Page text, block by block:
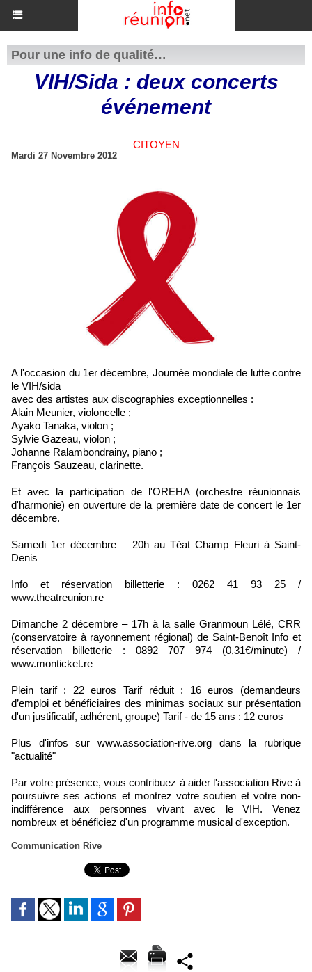
Pour une info de qualité…
VIH/Sida : deux concerts
événement
CITOYEN
Mardi 27 Novembre 2012
A l'occasion du 1er décembre, Journée mondiale de lutte contre
le VIH/sida
avec des artistes aux discographies exceptionnelles :
Alain Meunier, violoncelle ;
Ayako Tanaka, violon ;
Sylvie Gazeau, violon ;
Johanne Ralambondrainy, piano ;
François Sauzeau, clarinette.
Et avec la participation de l'OREHA (orchestre réunionnais
d'harmonie) en ouverture de la première date de concert le 1er
décembre.
Samedi 1er décembre – 20h au Téat Champ Fleuri à Saint-
Denis
Info et réservation billetterie : 0262 41 93 25 /
www.theatreunion.re
Dimanche 2 décembre – 17h à la salle Granmoun Lélé, CRR
(conservatoire à rayonnement régional) de Saint-Benoît Info et
réservation billetterie : 0892 707 974 (0,31€/minute) /
www.monticket.re
Plein tarif : 22 euros Tarif réduit : 16 euros (demandeurs
d’emploi et bénéficiaires des minimas sociaux sur présentation
d'un justificatif, adhérent, groupe) Tarif - de 15 ans : 12 euros
Plus d'infos sur www.association-rive.org dans la rubrique
"actualité"
Par votre présence, vous contribuez à aider l'association Rive à
poursuivre ses actions et montrez votre soutien et votre non-
indifférence aux personnes vivant avec le VIH. Venez
nombreux et bénéficiez d'un programme musical d'exception.
Communication Rive